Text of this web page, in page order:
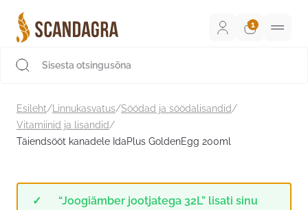
sisu
juurde
Esileht/ Linnukasvatus/Söödad ja söödalisandid/
Vitamiinid ja lisandid/
Täiendsööt kanadele IdaPlus GoldenEgg 200ml
“Joogiämber jootjatega 32L” lisati sinu